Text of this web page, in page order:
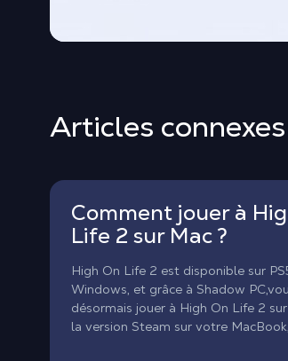
Articles connexes
Comment jouer à
Life 2 sur Mac ?
High On Life 2 est disponible sur
Windows, et grâce à Shadow
désormais jouer à High On Life 2
la version Steam sur votre